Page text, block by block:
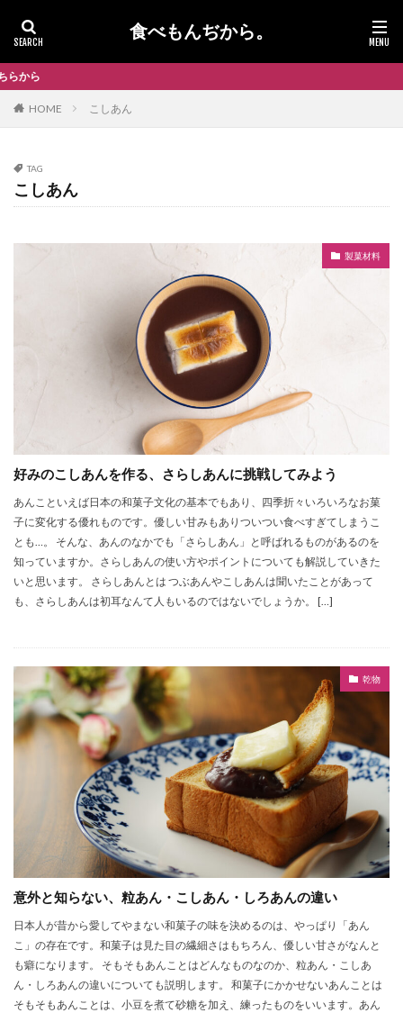
食べもんぢから。
HOME こしあん
TAG
こしあん
製菓材料
好みのこしあんを作る、さらしあんに挑戦してみよう
あんこといえば日本の和菓子文化の基本でもあり、四季折々いろいろなお菓
子に変化する優れものです。優しい甘みもありついつい食べすぎてしまうこ
とも…。 そんな、あんのなかでも「さらしあん」と呼ばれるものがあるのを
知っていますか。さらしあんの使い方やポイントについても解説していきた
いと思います。 さらしあんとは つぶあんやこしあんは聞いたことがあって
も、さらしあんは初耳なんて人もいるのではないでしょうか。 […]
乾物
意外と知らない、粒あん・こしあん・しろあんの違い
日本人が昔から愛してやまない和菓子の味を決めるのは、やっぱり「あん
こ」の存在です。和菓子は見た目の繊細さはもちろん、優しい甘さがなんと
も癖になります。 そもそもあんことはどんなものなのか、粒あん・こしあ
ん・しろあんの違いについても説明します。 和菓子にかかせないあんことは
そもそもあんことは、小豆を煮て砂糖を加え、練ったものをいいます。あん